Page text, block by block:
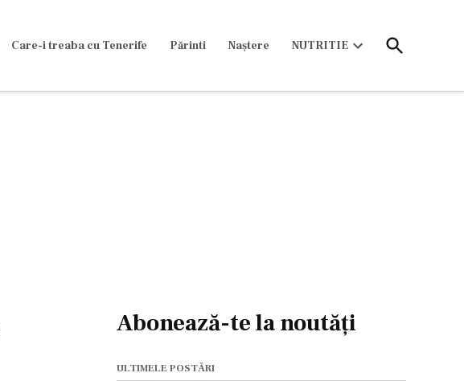
Care-i treaba cu Tenerife Părinti Naștere NUTRITIE
Open
Search
Abonează-te la noutăți
ULTIMELE POSTĂRI